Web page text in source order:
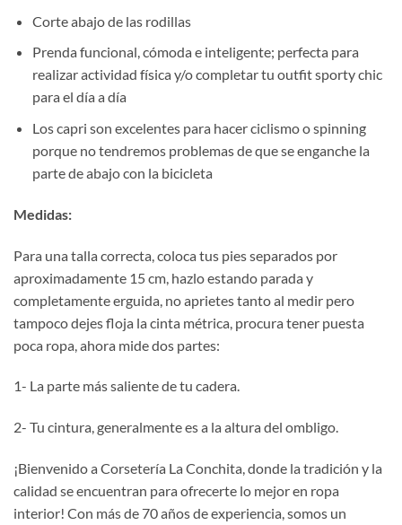
Corte abajo de las rodillas
Prenda funcional, cómoda e inteligente; perfecta para
realizar actividad física y/o completar tu outfit sporty chic
para el día a día
Los capri son excelentes para hacer ciclismo o spinning
porque no tendremos problemas de que se enganche la
parte de abajo con la bicicleta
Medidas:
Para una talla correcta, coloca tus pies separados por
aproximadamente 15 cm, hazlo estando parada y
completamente erguida, no aprietes tanto al medir pero
tampoco dejes floja la cinta métrica, procura tener puesta
poca ropa, ahora mide dos partes:
1- La parte más saliente de tu cadera.
2- Tu cintura, generalmente es a la altura del ombligo.
¡Bienvenido a Corsetería La Conchita, donde la tradición y la
calidad se encuentran para ofrecerte lo mejor en ropa
interior! Con más de 70 años de experiencia, somos un